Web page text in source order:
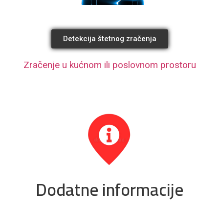
Detekcija štetnog zračenja
Zračenje u kućnom ili poslovnom prostoru
Dodatne informacije